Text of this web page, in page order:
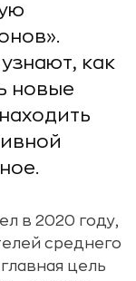
как
новые
в 2020 году,
среднего
цель